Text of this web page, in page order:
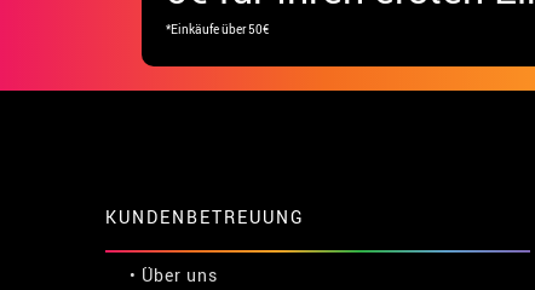
*Einkäufe über 50€
KUNDENBETREUUNG
• Über uns